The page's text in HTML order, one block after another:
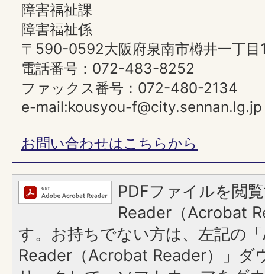
障害福祉課
障害福祉係
〒590-0592大阪府泉南市樽井一丁目
電話番号：072-483-8252
ファックス番号：072-480-2134
e-mail:kousyou-f@city.sennan.lg.jp
お問い合わせはこちらから
PDFファイルを閲
Reader（Acrobat
す。お持ちでない方は、左記の
Reader（Acrobat Reader）」ダ